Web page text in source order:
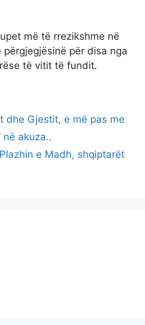
më të rrezikshme në
për disa nga
të vitit të fundit.
dhe Gjestit, e më pas me
në akuza..
e Madh, shqiptarët